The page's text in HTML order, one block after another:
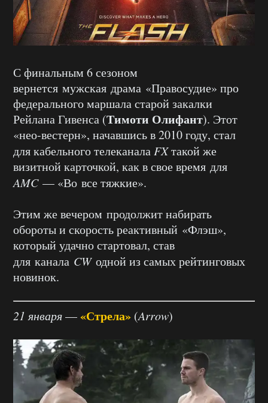
С финальным 6 сезоном
вернется мужская драма «Правосудие» про
федерального маршала старой закалки
Рейлана Гивенса (Тимоти Олифант). Этот
«нео-вестерн», начавшись в 2010 году, стал
для кабельного телеканала FXтакой же
визитной карточкой, как в свое время для
AMC— «Во все тяжкие».
Этим же вечером продолжит набирать
обороты и скорость реактивный «Флэш»,
который удачно стартовал, став
для канала CW одной из самых рейтинговых
новинок.
21 января—«Стрела» (Arrow)